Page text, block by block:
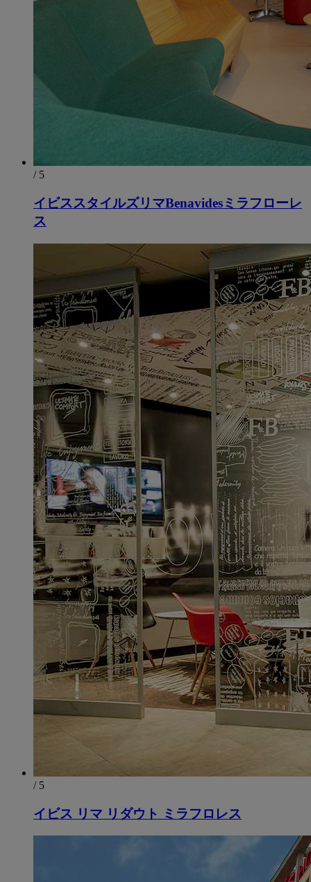
/ 5
イビススタイルズリマBenavidesミラフローレ
ス
/ 5
イビス リマ リダウト ミラフロレス